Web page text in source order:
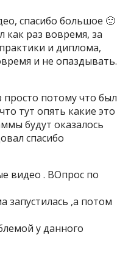
спасибо большое 🙂
как раз вовремя, за
и диплома,
и не опаздывать.
потому что был
тут опять какие это
будут оказалось
спасибо
видео . ВОпрос по
запустилась ,а потом
у данного